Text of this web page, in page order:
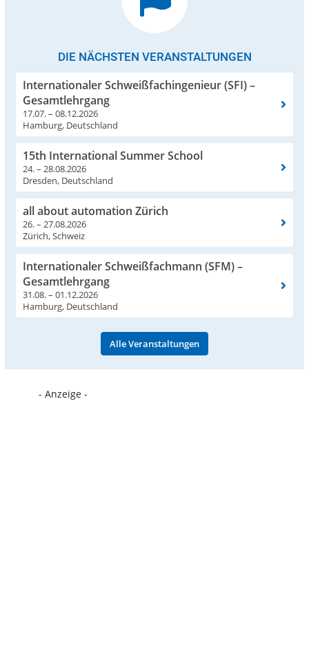
DIE NÄCHSTEN VERANSTALTUNGEN
Internationaler Schweißfachingenieur (SFI) –
Gesamtlehrgang
17.07. – 08.12.2026
Hamburg, Deutschland
15th International Summer School
24. – 28.08.2026
Dresden, Deutschland
all about automation Zürich
26. – 27.08.2026
Zürich, Schweiz
Internationaler Schweißfachmann (SFM) –
Gesamtlehrgang
31.08. – 01.12.2026
Hamburg, Deutschland
Alle Veranstaltungen
- Anzeige -